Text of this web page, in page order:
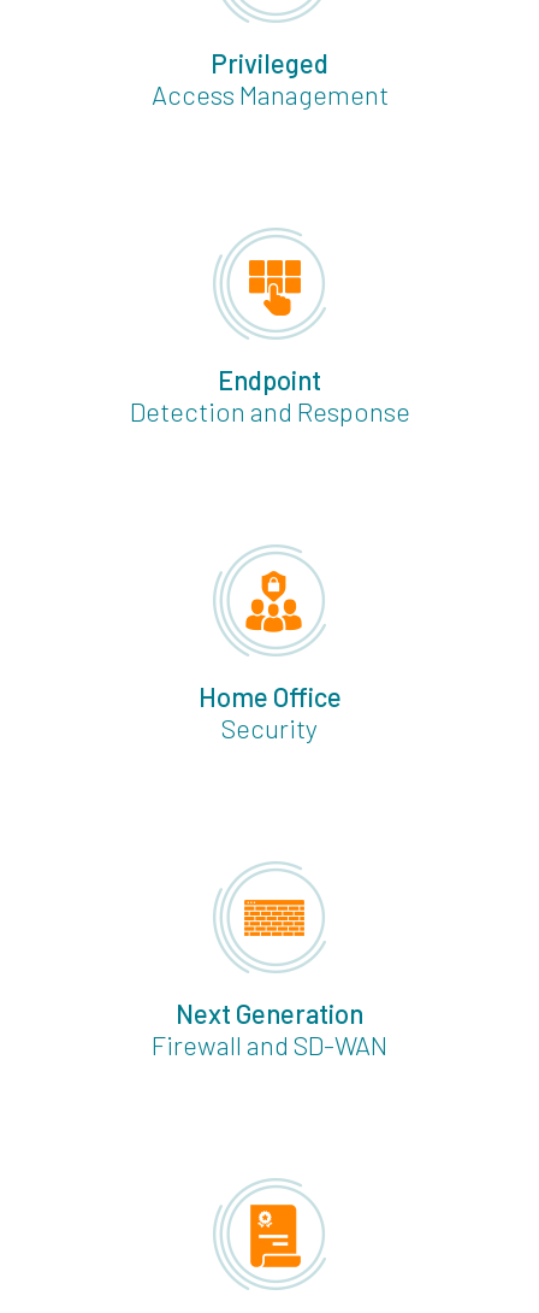
Privileged
Access Management
Endpoint
Detection and Response
Home Office
Security
Next Generation
Firewall and SD-WAN